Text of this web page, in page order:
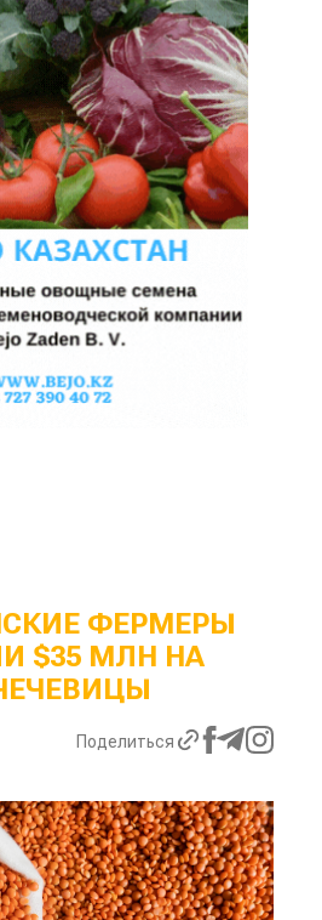
ФЕРМЕРЫ
$35 МЛН НА
Поделиться